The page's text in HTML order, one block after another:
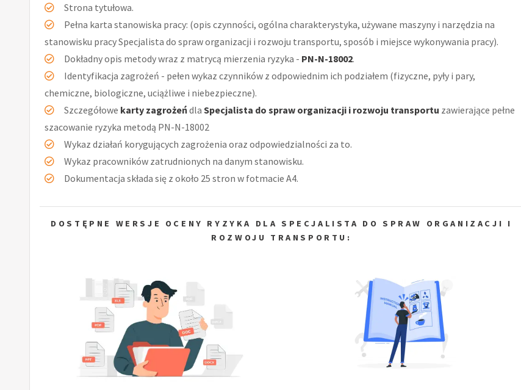
Strona tytułowa.
Pełna karta stanowiska pracy: (opis czynności, ogólna charakterystyka, używane maszyny i narzędzia na
stanowisku pracy Specjalista do spraw organizacji i rozwoju transportu, sposób i miejsce wykonywania pracy).
Dokładny opis metody wraz z matrycą mierzenia ryzyka - PN-N-18002.
Identyfikacja zagrożeń - pełen wykaz czynników z odpowiednim ich podziałem (fizyczne, pyły i pary,
chemiczne, biologiczne, uciążliwe i niebezpieczne).
Szczegółowe karty zagrożeńdla Specjalista do spraw organizacji i rozwoju transportu zawierające pełne
szacowanie ryzyka metodą PN-N-18002
Wykaz działań korygujących zagrożenia oraz odpowiedzialności za to.
Wykaz pracowników zatrudnionych na danym stanowisku.
Dokumentacja składa się z około 25 stron w fotmacie A4.
DOSTĘPNE WERSJE OCENY RYZYKA DLA SPECJALISTA DO SPRAW ORGANIZACJI I
ROZWOJU TRANSPORTU: